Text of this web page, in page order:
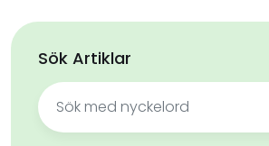
Sök Artiklar
Sök
efter: